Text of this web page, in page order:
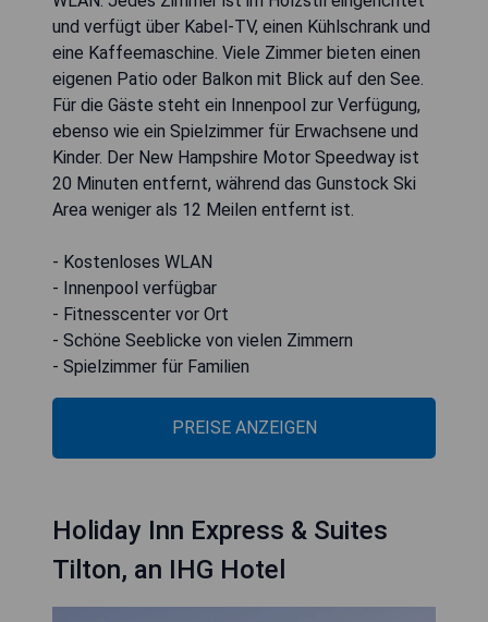
und verfügt über Kabel-TV, einen Kühlschrank und
eine Kaffeemaschine. Viele Zimmer bieten einen
eigenen Patio oder Balkon mit Blick auf den See.
Für die Gäste steht ein Innenpool zur Verfügung,
ebenso wie ein Spielzimmer für Erwachsene und
Kinder. Der New Hampshire Motor Speedway ist
20 Minuten entfernt, während das Gunstock Ski
Area weniger als 12 Meilen entfernt ist.
- Kostenloses WLAN
- Innenpool verfügbar
- Fitnesscenter vor Ort
- Schöne Seeblicke von vielen Zimmern
- Spielzimmer für Familien
PREISE ANZEIGEN
Holiday Inn Express & Suites
Tilton, an IHG Hotel